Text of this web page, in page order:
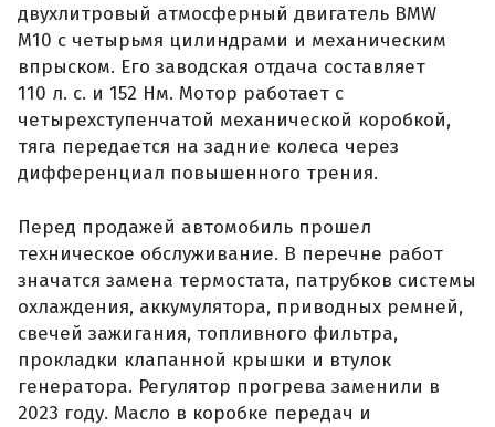
двухлитровый атмосферный двигатель BMW
M10 с четырьмя цилиндрами и механическим
впрыском. Его заводская отдача составляет
110 л. с. и 152 Нм. Мотор работает с
четырехступенчатой механической коробкой,
тяга передается на задние колеса через
дифференциал повышенного трения.
Перед продажей автомобиль прошел
техническое обслуживание. В перечне работ
значатся замена термостата, патрубков системы
охлаждения, аккумулятора, приводных ремней,
свечей зажигания, топливного фильтра,
прокладки клапанной крышки и втулок
генератора. Регулятор прогрева заменили в
2023 году. Масло в коробке передач и